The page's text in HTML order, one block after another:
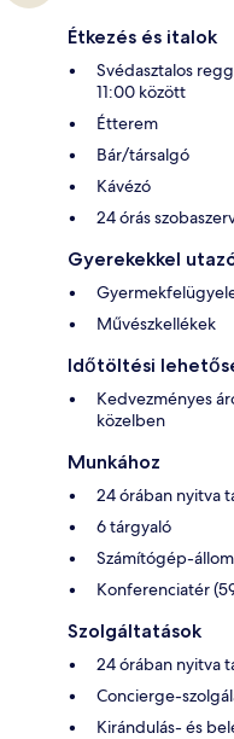
Étkezés és italok
Svédasztalos
11:00 között
Étterem
Bár/társalgó
Kávézó
24 órás
Gyerekekkel
Művészkellékek
Időtöltési
Kedvezményes
közelben
Munkához
24 órában nyitva
6 tárgyaló
Számítógép-
Konferenciatér
Szolgáltatások
24 órában nyitva
Concierge-
Kirándulás- és